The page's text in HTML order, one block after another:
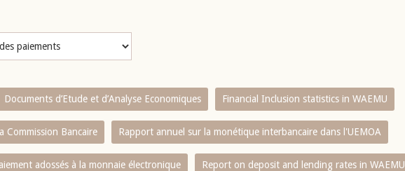
Documents d’Etude et d’Analyse Economiques Financial Inclusion statistics in WAEMU
Commission Bancaire Rapport annuel sur la monétique interbancaire dans l'UEMOA
adossés à la monnaie électronique Report on deposit and lending rates in WAEMU